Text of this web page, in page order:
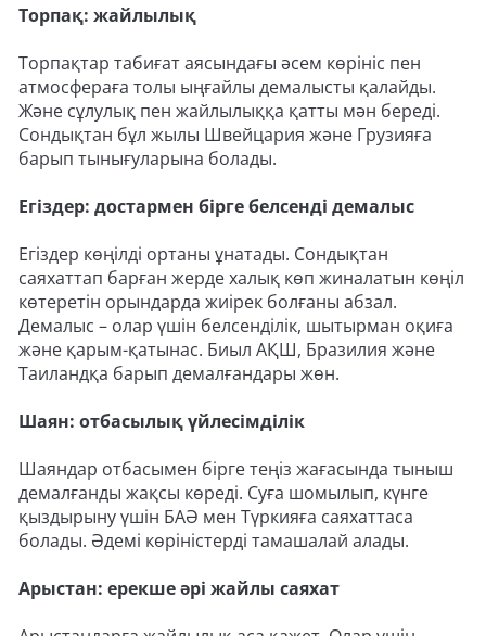
Торпақ: жайлылық
Торпақтар табиғат аясындағы әсем көрініс пен
атмосфераға толы ыңғайлы демалысты қалайды.
Және сұлулық пен жайлылыққа қатты мән береді.
Сондықтан бұл жылы Швейцария және Грузияға
барып тынығуларына болады.
Егіздер: достармен бірге белсенді демалыс
Егіздер көңілді ортаны ұнатады. Сондықтан
саяхаттап барған жерде халық көп жиналатын көңіл
көтеретін орындарда жиірек болғаны абзал.
Демалыс – олар үшін белсенділік, шытырман оқиға
және қарым-қатынас. Биыл АҚШ, Бразилия және
Таиландқа барып демалғандары жөн.
Шаян: отбасылық үйлесімділік
Шаяндар отбасымен бірге теңіз жағасында тыныш
демалғанды жақсы көреді. Суға шомылып, күнге
қыздырыну үшін БАӘ мен Түркияға саяхаттаса
болады. Әдемі көріністерді тамашалай алады.
Арыстан: ерекше әрі жайлы саяхат